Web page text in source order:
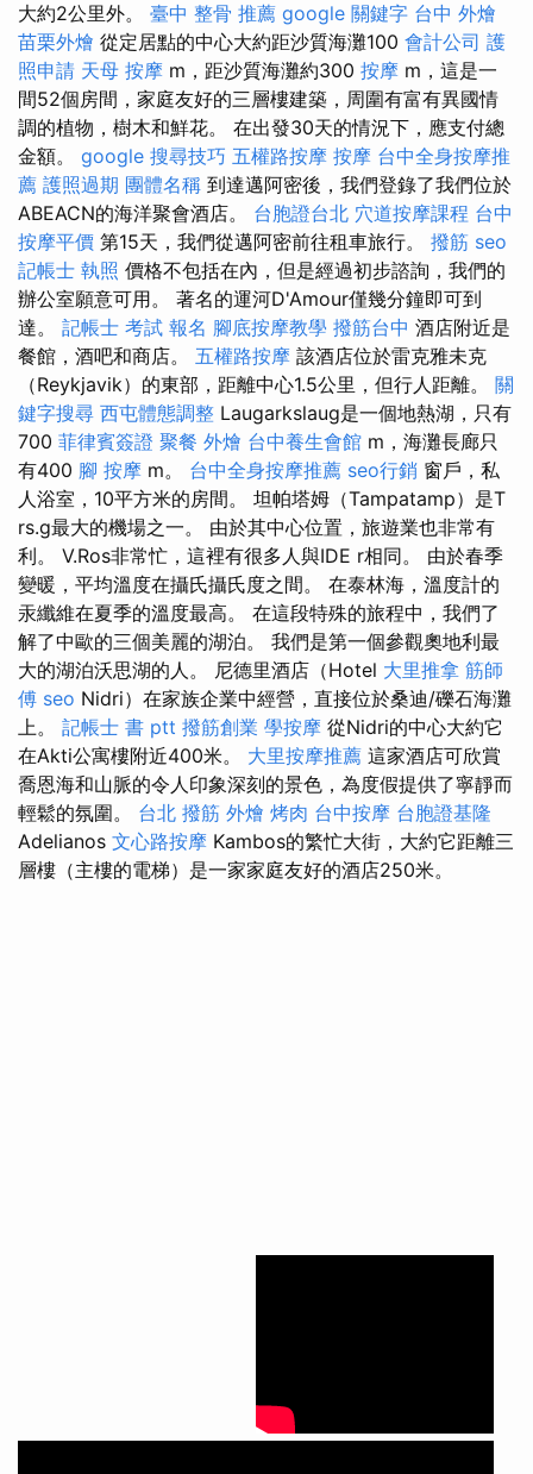
大約2公里外。 臺中 整骨 推薦 google 關鍵字 台中 外燴
苗栗外燴 從定居點的中心大約距沙質海灘100 會計公司 護
照申請 天母 按摩 m，距沙質海灘約300 按摩 m，這是一
間52個房間，家庭友好的三層樓建築，周圍有富有異國情
調的植物，樹木和鮮花。 在出發30天的情況下，應支付總
金額。 google 搜尋技巧 五權路按摩 按摩 台中全身按摩推
薦 護照過期 團體名稱 到達邁阿密後，我們登錄了我們位於
ABEACN的海洋聚會酒店。 台胞證台北 穴道按摩課程 台中
按摩平價 第15天，我們從邁阿密前往租車旅行。 撥筋 seo
記帳士 執照 價格不包括在內，但是經過初步諮詢，我們的
辦公室願意可用。 著名的運河D'Amour僅幾分鐘即可到
達。 記帳士 考試 報名 腳底按摩教學 撥筋台中 酒店附近是
餐館，酒吧和商店。 五權路按摩 該酒店位於雷克雅未克
（Reykjavik）的東部，距離中心1.5公里，但行人距離。 關
鍵字搜尋 西屯體態調整 Laugarkslaug是一個地熱湖，只有
700 菲律賓簽證 聚餐 外燴 台中養生會館 m，海灘長廊只
有400 腳 按摩 m。 台中全身按摩推薦 seo行銷 窗戶，私
人浴室，10平方米的房間。 坦帕塔姆（Tampatamp）是T
rs.g最大的機場之一。 由於其中心位置，旅遊業也非常有
利。 V.Ros非常忙，這裡有很多人與IDE r相同。 由於春季
變暖，平均溫度在攝氏攝氏度之間。 在泰林海，溫度計的
汞纖維在夏季的溫度最高。 在這段特殊的旅程中，我們了
解了中歐的三個美麗的湖泊。 我們是第一個參觀奧地利最
大的湖泊沃思湖的人。 尼德里酒店（Hotel 大里推拿 筋師
傅 seo Nidri）在家族企業中經營，直接位於桑迪/礫石海灘
上。 記帳士 書 ptt 撥筋創業 學按摩 從Nidri的中心大約它
在Akti公寓樓附近400米。 大里按摩推薦 這家酒店可欣賞
喬恩海和山脈的令人印象深刻的景色，為度假提供了寧靜而
輕鬆的氛圍。 台北 撥筋 外燴 烤肉 台中按摩 台胞證基隆
Adelianos 文心路按摩 Kambos的繁忙大街，大約它距離三
層樓（主樓的電梯）是一家家庭友好的酒店250米。